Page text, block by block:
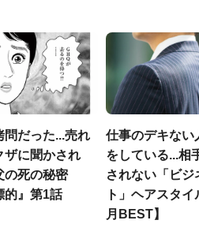
問だった...売れ
ザに聞かされ
の死の秘密
』第1話
仕事のデキない
をしている...相
されない「ビジ
ト」ヘアスタ
月BEST】